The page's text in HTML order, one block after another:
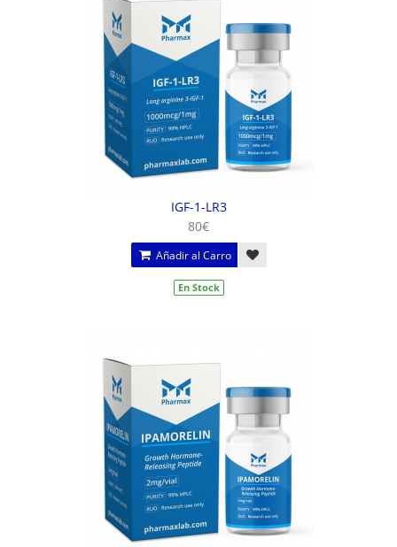
IGF-1-LR3
80€
Añadir al Carro
En Stock